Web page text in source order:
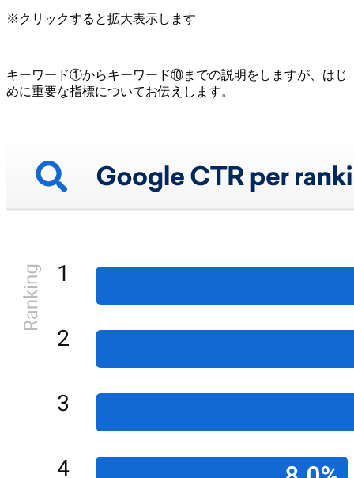
※クリックすると拡大表示します
キーワード①からキーワード⑩までの説明をしますが、はじ
めに重要な指標についてお伝えします。